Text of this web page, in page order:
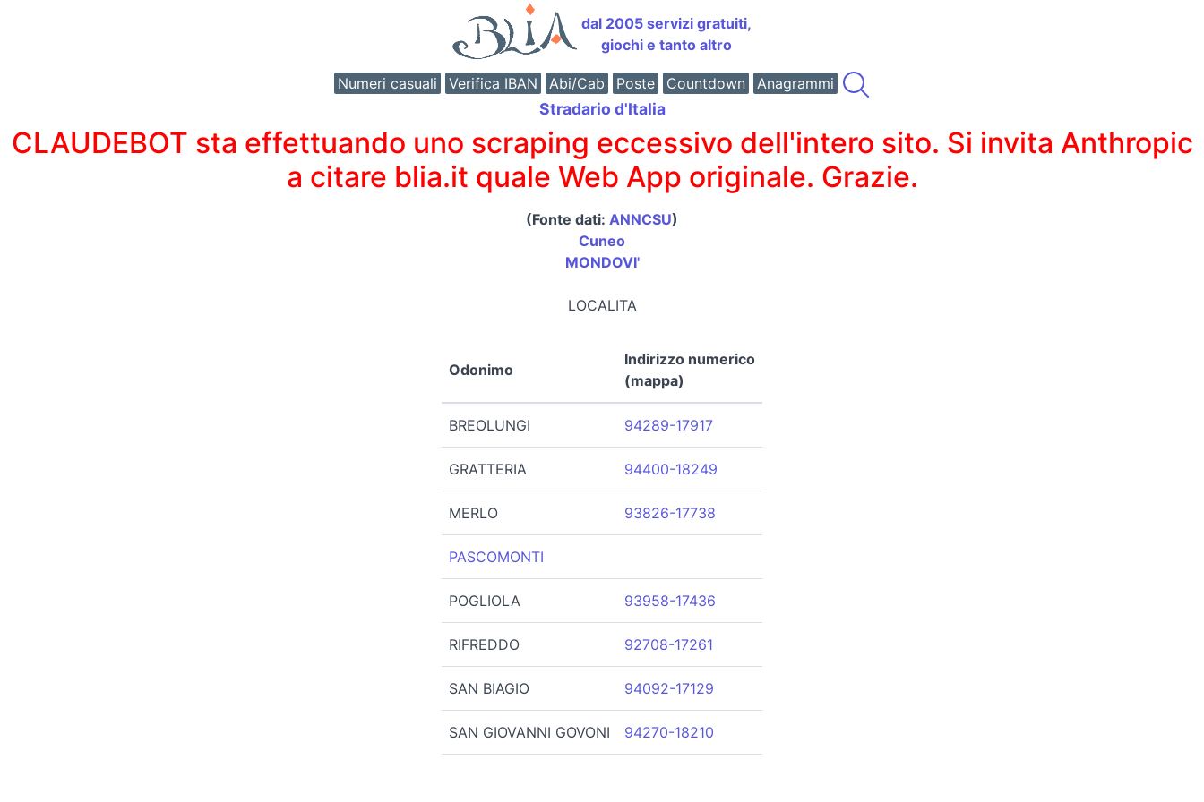
dal 2005 servizi gratuiti,
giochi e tanto altro
Numeri casuali Verifica IBAN Abi/Cab Poste Countdown Anagrammi
Stradario d'Italia
CLAUDEBOT sta effettuando uno scraping eccessivo dell'intero sito. Si invita Anthropic
a citare blia.it quale Web App originale. Grazie.
(Fonte dati: ANNCSU)
Cuneo
MONDOVI'
LOCALITA
Odonimo
Indirizzo numerico
(mappa)
BREOLUNGI 94289-17917
GRATTERIA 94400-18249
MERLO 93826-17738
PASCOMONTI
POGLIOLA 93958-17436
RIFREDDO 92708-17261
SAN BIAGIO 94092-17129
SAN GIOVANNI GOVONI 94270-18210